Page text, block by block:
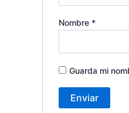
Nombre *
Guarda mi